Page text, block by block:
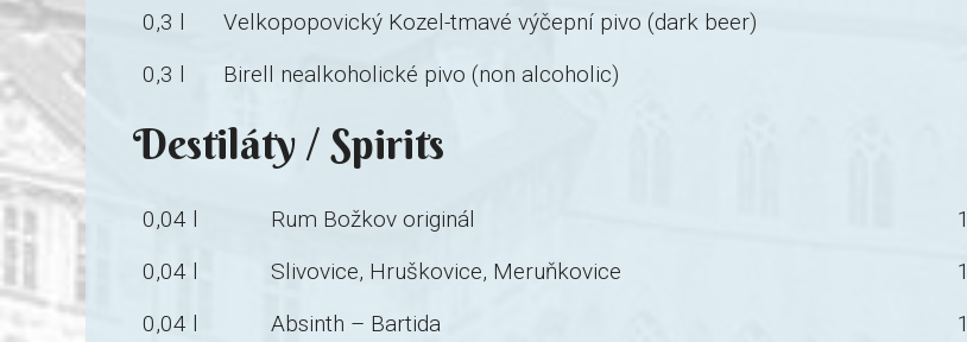
0,3 l
Velkopopovický Kozel-tmavé výčepní pivo (dark beer)
0,3 l
Birell nealkoholické pivo (non alcoholic)
Destiláty / Spirits
0,04 l Rum Božkov originál
0,04 l
Slivovice, Hruškovice, Meruňkovice
0,04 l
Absinth – Bartida